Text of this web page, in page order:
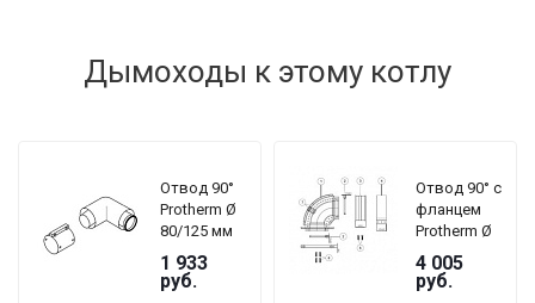
Дымоходы к этому котлу
Отвод 90°
Protherm Ø
80/125 мм
для
коаксиального
дымохода,
1 933
руб.
Отвод 90° с
фланцем
Protherm Ø
60/100 мм
для
коаксиального
4 005
руб.